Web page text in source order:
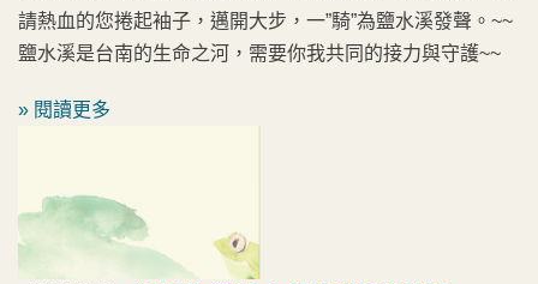
請熱血的您捲起袖子，邁開大步，一”騎”為鹽水溪發聲。~~
鹽水溪是台南的生命之河，需要你我共同的接力與守護~~
» 閱讀更多